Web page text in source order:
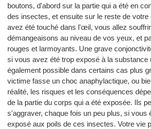
boutons, d'abord sur la partie qui a été en
des insectes, et ensuite sur le reste de
avez été touché dans l'œil, vous allez
démangeaisons au niveau de vos yeux, et
rouges et larmoyants. Une grave
si vous avez été trop exposé à la substance
également possible dans certains cas plus
victime fasse un choc anaphylactique, ou
réalité, les risques et les conséquences
de la partie du corps qui a été exposée. Ils
s'aggraver, chaque fois un peu plus, si vous
exposé aux poils de ces insectes. Votre vie